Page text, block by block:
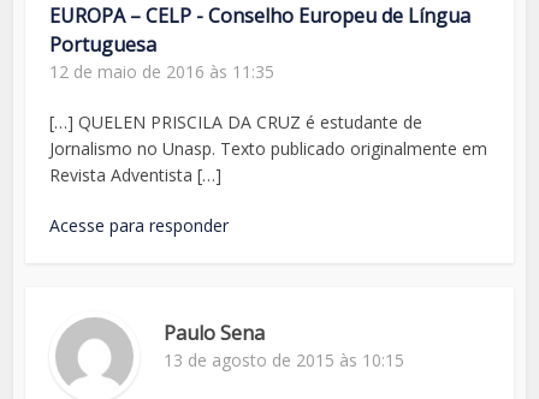
EUROPA – CELP - Conselho Europeu de Língua
Portuguesa
12 de maio de 2016 às 11:35
[…] QUELEN PRISCILA DA CRUZ é estudante de
Jornalismo no Unasp. Texto publicado originalmente em
Revista Adventista […]
Acesse para responder
Paulo Sena
13 de agosto de 2015 às 10:15